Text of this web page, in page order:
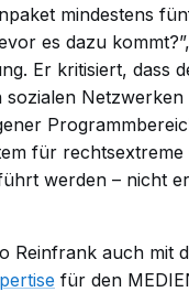
mindestens
es dazu
Er kritisiert, dass
für
werden – nicht
Reinfrank auch mit
für den